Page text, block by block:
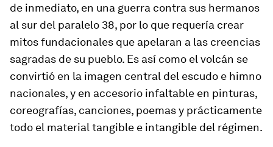
de inmediato, en una guerra contra sus hermanos
al sur del paralelo 38, por lo que requería crear
mitos fundacionales que apelaran a las creencias
sagradas de su pueblo. Es así como el volcán se
convirtió en la imagen central del escudo e himno
nacionales, y en accesorio infaltable en pinturas,
coreografías, canciones, poemas y prácticamente
todo el material tangible e intangible del régimen.